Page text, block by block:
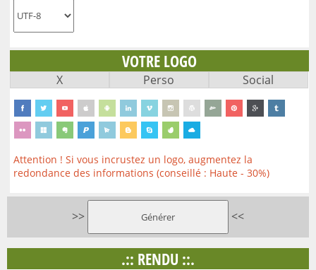
VOTRE LOGO
X Perso Social
Attention ! Si vous incrustez un logo, augmentez la
redondance des informations (conseillé : Haute - 30%)
>> <<
.:: RENDU ::.